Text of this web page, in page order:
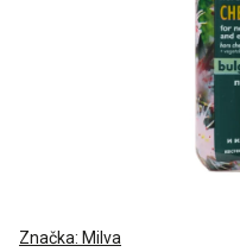
Značka: Milva